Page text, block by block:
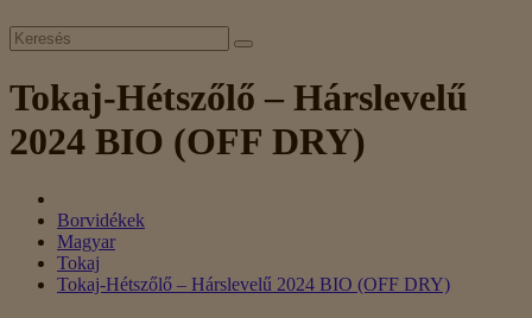
Tokaj-Hétszőlő – Hárslevelű
2024 BIO (OFF DRY)
Borvidékek
Magyar
Tokaj
Tokaj-Hétszőlő – Hárslevelű 2024 BIO (OFF DRY)